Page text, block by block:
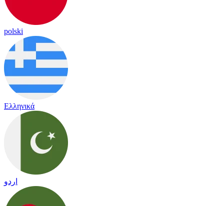
polski
Ελληνικά
اردو